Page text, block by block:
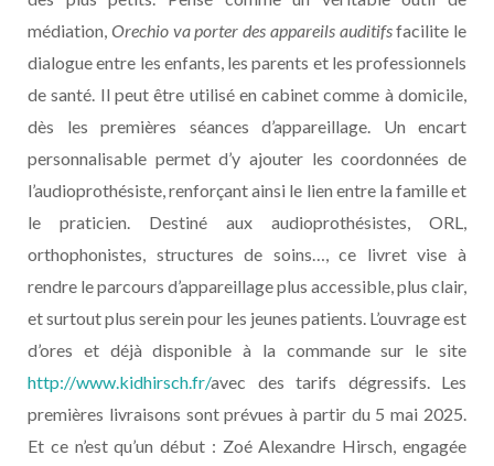
médiation, Orechio va porter des appareils auditifsfacilite le
dialogue entre les enfants, les parents et les professionnels
de santé. Il peut être utilisé en cabinet comme à domicile,
dès les premières séances d’appareillage. Un encart
personnalisable permet d’y ajouter les coordonnées de
l’audioprothésiste, renforçant ainsi le lien entre la famille et
le praticien. Destiné aux audioprothésistes, ORL,
orthophonistes, structures de soins…, ce livret vise à
rendre le parcours d’appareillage plus accessible, plus clair,
et surtout plus serein pour les jeunes patients. L’ouvrage est
d’ores et déjà disponible à la commande sur le site
http://www.kidhirsch.fr/avec des tarifs dégressifs. Les
premières livraisons sont prévues à partir du 5 mai 2025.
Et ce n’est qu’un début : Zoé Alexandre Hirsch, engagée